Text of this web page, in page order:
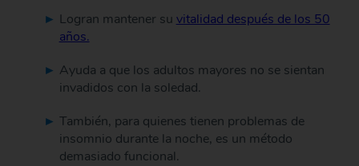
Logran mantener su vitalidad después de los 50
años.
Ayuda a que los adultos mayores no se sientan
invadidos con la soledad.
También, para quienes tienen problemas de
insomnio durante la noche, es un método
demasiado funcional.